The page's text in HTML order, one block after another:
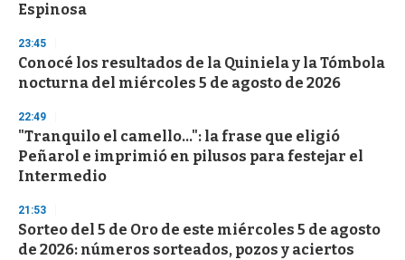
Espinosa
23:45
Conocé los resultados de la Quiniela y la Tómbola
nocturna del miércoles 5 de agosto de 2026
22:49
"Tranquilo el camello...": la frase que eligió
Peñarol e imprimió en pilusos para festejar el
Intermedio
21:53
Sorteo del 5 de Oro de este miércoles 5 de agosto
de 2026: números sorteados, pozos y aciertos